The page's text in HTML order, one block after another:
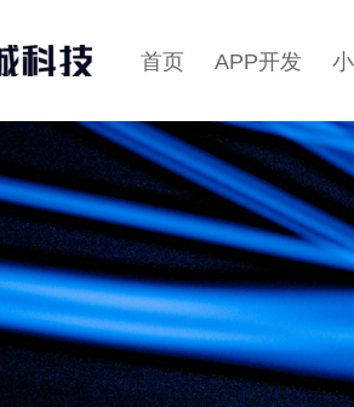
首页 APP开发